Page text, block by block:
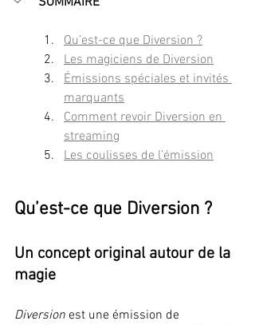
Qu’est-ce que Diversion ?
Les magiciens de Diversion
Émissions spéciales et invités
marquants
Comment revoir Diversion en
streaming
Les coulisses de l’émission
Qu’est-ce que Diversion ?
Un concept original autour de la
magie
Diversion est une émission de